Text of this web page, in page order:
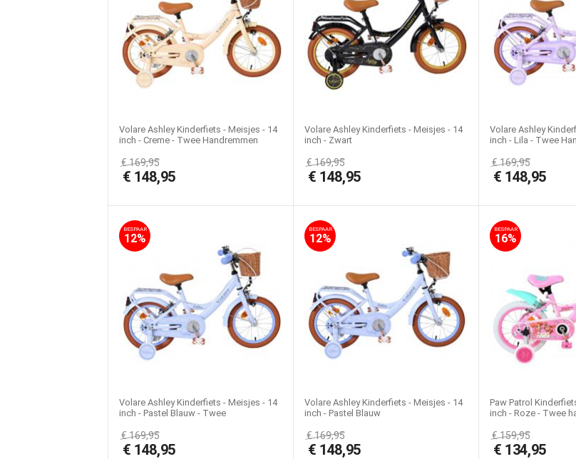
Volare Ashley Kinderfiets - Meisjes - 14
inch - Creme - Twee Handremmen
€169,95
€ 148,95
Volare Ashley Kinderfiets - Meisjes - 14
inch - Zwart
€169,95
€ 148,95
Volare Ashley
inch - Lila - Twee
€169,95
€ 148,95
BESPAAR
12%
Volare Ashley Kinderfiets - Meisjes - 14
inch - Pastel Blauw - Twee
€169,95
€ 148,95
BESPAAR
12%
Volare Ashley Kinderfiets - Meisjes - 14
inch - Pastel Blauw
€169,95
€ 148,95
BESPAAR
16%
Paw Patrol
inch - Roze - Twee
€159,95
€ 134,95